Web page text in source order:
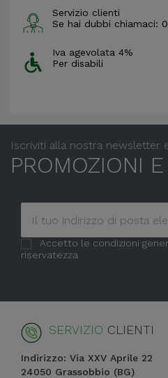
Servizio clienti
Se hai dubbi chiamaci:
Iva agevolata 4%
Per disabili
PROMOZIONI E
Iscriviti alla nostra newsletter
Accetto le condizioni
riservatezza
SERVIZIO CLIENTI
Indirizzo: Via XXV Aprile 22
24050 Grassobbio (BG)